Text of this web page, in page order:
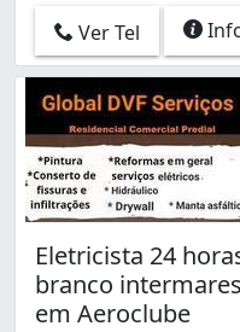
Ver Tel
Eletricista 24
branco
em Aeroclube